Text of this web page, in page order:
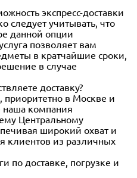
экспресс-доставки
следует учитывать, что
данной опции
позволяет вам
в кратчайшие сроки,
в случае
доставку?
приоритетно в Москве и
наша компания
Центральному
широкий охват и
клиентов из различных
по доставке, погрузке и